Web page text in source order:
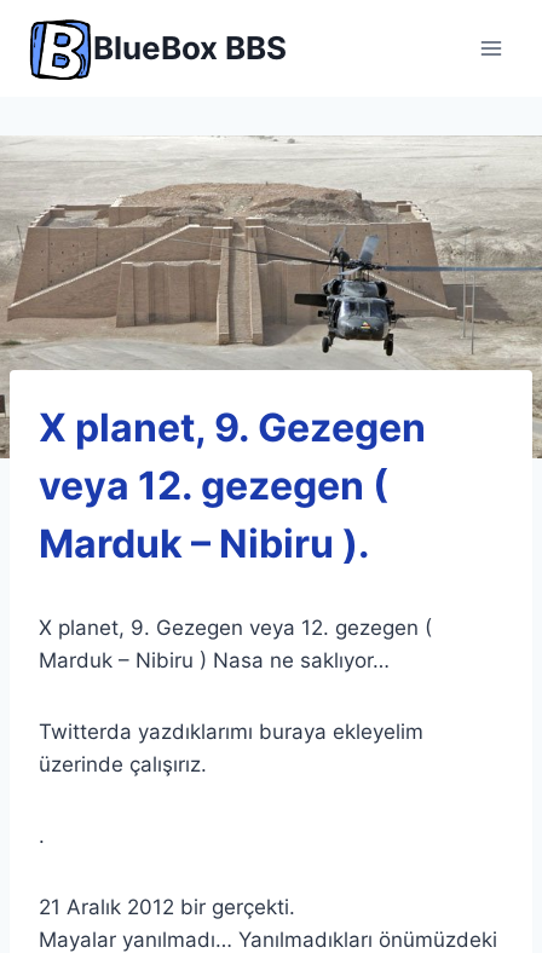
content
BlueBox BBS
X planet, 9. Gezegen
veya 12. gezegen (
Marduk – Nibiru ).
X planet, 9. Gezegen veya 12. gezegen (
Marduk – Nibiru ) Nasa ne saklıyor…
Twitterda yazdıklarımı buraya ekleyelim
üzerinde çalışırız.
.
21 Aralık 2012 bir gerçekti.
Mayalar yanılmadı… Yanılmadıkları önümüzdeki